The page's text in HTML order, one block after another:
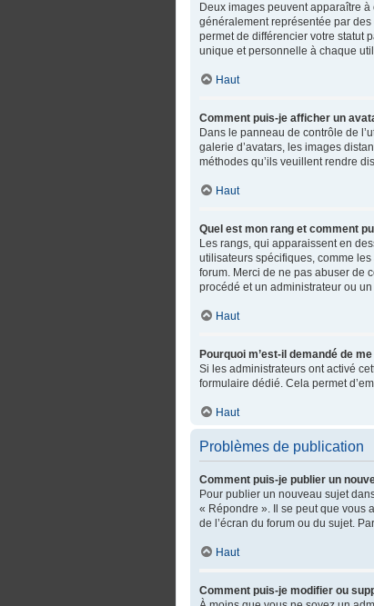
Deux images peuvent apparaître
généralement représentée par
permet de différencier votre statut
unique et personnelle à chaque
Haut
Comment puis-je afficher un
Dans le panneau de contrôle de
galerie d’avatars, les images
méthodes qu’ils veuillent rendre
Haut
Quel est mon rang et comment
Les rangs, qui apparaissent en
utilisateurs spécifiques, comme
forum. Merci de ne pas abuser de
procédé et un administrateur ou
Haut
Pourquoi m’est-il demandé de
Si les administrateurs ont activé
formulaire dédié. Cela permet
Haut
Problèmes de publication
Comment puis-je publier un
Pour publier un nouveau sujet
« Répondre ». Il se peut que vous
de l’écran du forum ou du sujet.
Haut
Comment puis-je modifier ou